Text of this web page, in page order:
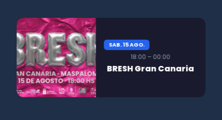
SAB. 15 AGO.
18:00 – 00:00
BRESH Gran Canaria